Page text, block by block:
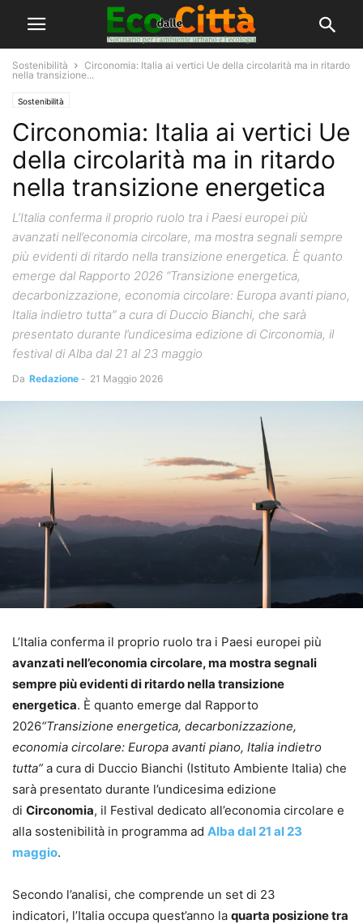
Sostenibilità
Circonomia: Italia ai vertici Ue della circolarità ma in ritardo
nella transizione...
Sostenibilità
Circonomia: Italia ai vertici Ue
della circolarità ma in ritardo
nella transizione energetica
L’Italia conferma il proprio ruolo tra i Paesi europei più
avanzati nell’economia circolare, ma mostra segnali sempre
più evidenti di ritardo nella transizione energetica. È quanto
emerge dal Rapporto 2026 “Transizione energetica,
decarbonizzazione, economia circolare: Europa avanti piano,
Italia indietro tutta” a cura di Duccio Bianchi, che sarà
presentato durante l’undicesima edizione di Circonomia, il
festival di Alba dal 21 al 23 maggio
Da Redazione - 21 Maggio 2026
L’Italia conferma il proprio ruolo tra i Paesi europei più
avanzati nell’economia circolare, ma mostra segnali
sempre più evidenti di ritardo nella transizione
energetica. È quanto emerge dal Rapporto
2026“Transizione energetica, decarbonizzazione,
economia circolare: Europa avanti piano, Italia indietro
tutta” a cura di Duccio Bianchi (Istituto Ambiente Italia) che
sarà presentato durante l’undicesima edizione
di Circonomia, il Festival dedicato all’economia circolare e
alla sostenibilità in programma ad Alba dal 21 al 23
maggio.
Secondo l’analisi, che comprende un set di 23
indicatori, l’Italia occupa quest’anno la quarta posizione tra